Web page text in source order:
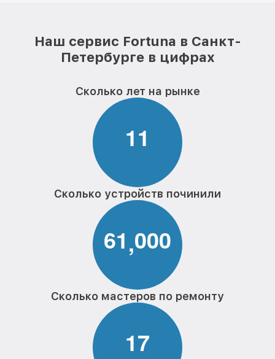
Наш сервис Fortuna в Санкт-
Петербурге в цифрах
Сколько лет на рынке
11
Сколько устройств починили
61,000
Сколько мастеров по ремонту
17